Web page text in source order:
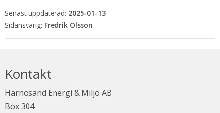
Senast uppdaterad: 2025-01-13
Fredrik Olsson
Kontakt
Härnösand Energi & Miljö AB
Box 304